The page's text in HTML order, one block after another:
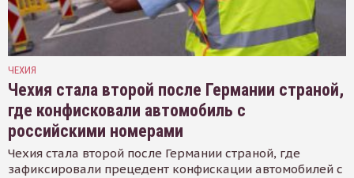
ЧЕХИЯ
Чехия стала второй после Германии страной,
где конфисковали автомобиль с
российскими номерами
Чехия стала второй после Германии страной, где
зафиксировали прецедент конфискации автомобилей с